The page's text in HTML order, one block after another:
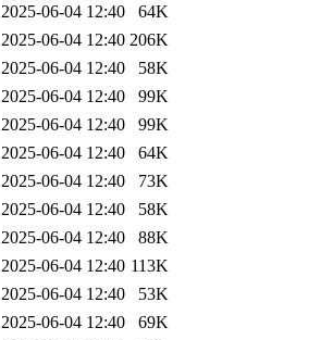
2025-06-04 12:40
64K
2025-06-04 12:40 206K
2025-06-04 12:40
58K
2025-06-04 12:40
99K
2025-06-04 12:40
99K
2025-06-04 12:40
64K
2025-06-04 12:40
73K
2025-06-04 12:40
58K
2025-06-04 12:40
88K
2025-06-04 12:40 113K
2025-06-04 12:40
53K
2025-06-04 12:40
69K